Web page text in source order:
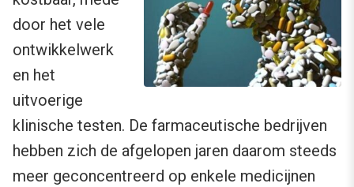
door het vele
ontwikkelwerk
en het
uitvoerige
klinische testen. De farmaceutische bedrijven
hebben zich de afgelopen jaren daarom steeds
meer geconcentreerd op enkele medicijnen